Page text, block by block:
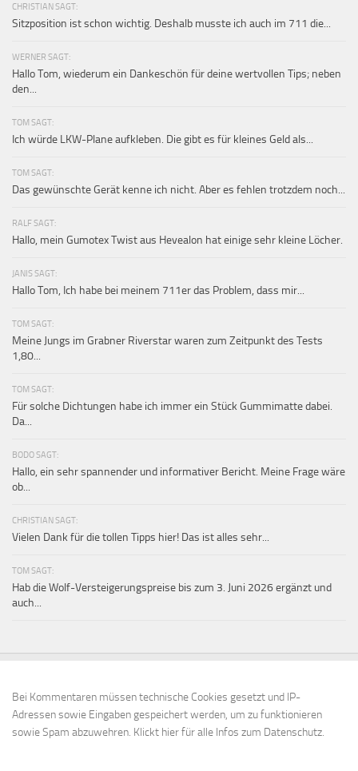
CHRISTIAN SAGT:
Sitzposition ist schon wichtig. Deshalb musste ich auch im 711 die...
WERNER SAGT:
Hallo Tom, wiederum ein Dankeschön für deine wertvollen Tips; neben
den...
TOM SAGT:
Ich würde LKW-Plane aufkleben. Die gibt es für kleines Geld als...
TOM SAGT:
Das gewünschte Gerät kenne ich nicht. Aber es fehlen trotzdem noch...
RALF SAGT:
Hallo, mein Gumotex Twist aus Hevealon hat einige sehr kleine Löcher.
JANIS SAGT:
Hallo Tom, Ich habe bei meinem 711er das Problem, dass mir...
TOM SAGT:
Meine Jungs im Grabner Riverstar waren zum Zeitpunkt des Tests
1,80...
TOM SAGT:
Für solche Dichtungen habe ich immer ein Stück Gummimatte dabei.
Da...
BODO SAGT:
Hallo, ein sehr spannender und informativer Bericht. Meine Frage wäre
ob...
CHRISTIAN SAGT:
Vielen Dank für die tollen Tipps hier! Das ist alles sehr...
TOM SAGT:
Hab die Wolf-Versteigerungspreise bis zum 3. Juni 2026 ergänzt und
auch...
Bei Kommentaren müssen technische Cookies gesetzt und IP-
Adressen sowie Eingaben gespeichert werden, um zu funktionieren
sowie Spam abzuwehren. Klickt hier für alle Infos zum Datenschutz.